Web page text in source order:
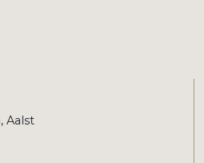
Aalst